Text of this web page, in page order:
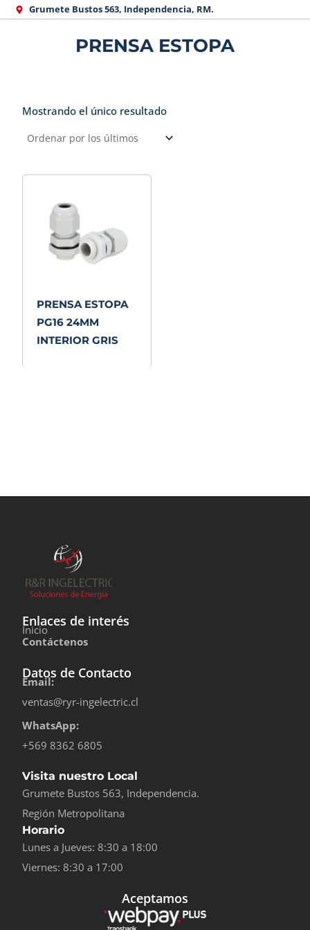
Grumete Bustos 563, Independencia, RM.
PRENSA ESTOPA
Mostrando el único resultado
PRENSA ESTOPA
PG16 24MM
INTERIOR GRIS
Enlaces de interés
Inicio
Contáctenos
Datos de Contacto
Email:
ventas@ryr-ingelectric.cl
WhatsApp:
+569 8362 6805
Visita nuestro Local
Grumete Bustos 563, Independencia.
Región Metropolitana
Horario
Lunes a Jueves: 8:30 a 18:00
Viernes: 8:30 a 17:00
Aceptamos